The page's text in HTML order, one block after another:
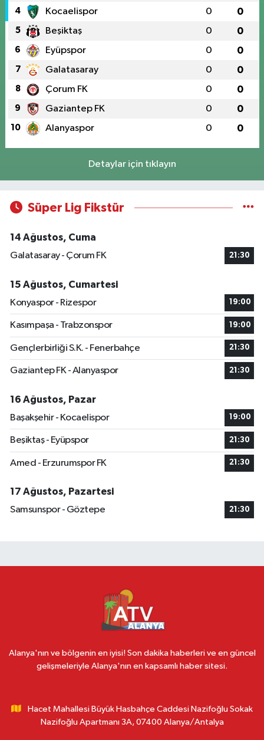
4 Kocaelispor 0 0
5 Beşiktaş 0 0
6 Eyüpspor 0 0
7 Galatasaray 0 0
8 Çorum FK 0 0
9 Gaziantep FK 0 0
10 Alanyaspor 0 0
Detaylar için tıklayın
Süper Lig Fikstür
14 Ağustos, Cuma
Galatasaray - Çorum FK
21:30
15 Ağustos, Cumartesi
Konyaspor - Rizespor
19:00
Kasımpaşa - Trabzonspor 19:00
Gençlerbirliği S.K. - Fenerbahçe 21:30
Gaziantep FK - Alanyaspor 21:30
16 Ağustos, Pazar
Başakşehir - Kocaelispor
19:00
Beşiktaş - Eyüpspor 21:30
Amed - Erzurumspor FK 21:30
17 Ağustos, Pazartesi
Samsunspor - Göztepe
21:30
Alanya'nın ve bölgenin en iyisi! Son dakika haberleri ve en güncel
gelişmeleriyle Alanya'nın en kapsamlı haber sitesi.
Hacet Mahallesi Büyük Hasbahçe Caddesi Nazifoğlu Sokak
Nazifoğlu Apartmanı 3A, 07400 Alanya/Antalya